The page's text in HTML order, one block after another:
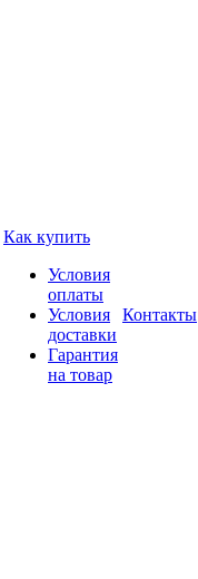
Как купить
Условия
оплаты
Условия
доставки
Гарантия
на товар
Контакты